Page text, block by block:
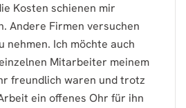
Kosten schienen mir
Andere Firmen versuchen
nehmen. Ich möchte auch
Mitarbeiter meinem
freundlich waren und trotz
ein offenes Ohr für ihn